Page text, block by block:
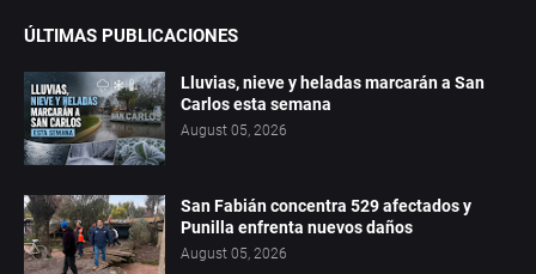
ÚLTIMAS PUBLICACIONES
Lluvias, nieve y heladas marcarán a San
Carlos esta semana
August 05, 2026
San Fabián concentra 529 afectados y
Punilla enfrenta nuevos daños
August 05, 2026